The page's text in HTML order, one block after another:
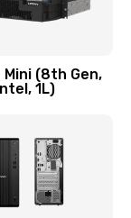
Mini (8th Gen,
1L)